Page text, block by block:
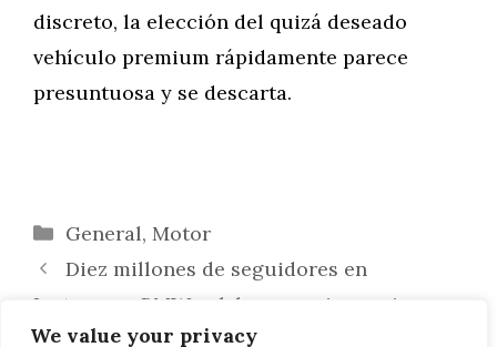
We value your privacy
discreto, la elección del quizá deseado
vehículo premium rápidamente parece
presuntuosa y se descarta.
Categorías
General, Motor
Diez millones de seguidores en
Instagram: BMW celebra su aniversario
BMW Serie 6 GT 2017: un vídeo muestra